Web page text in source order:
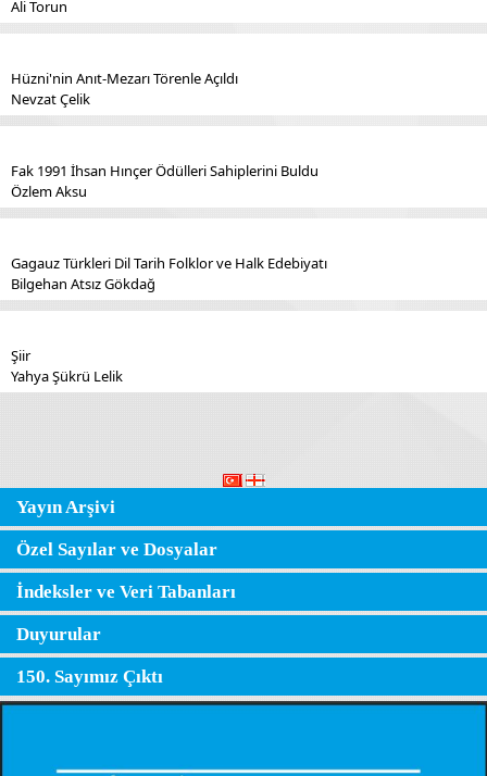
Ali Torun
Hüzni'nin Anıt-Mezarı Törenle Açıldı
Nevzat Çelik
Fak 1991 İhsan Hınçer Ödülleri Sahiplerini Buldu
Özlem Aksu
Gagauz Türkleri Dil Tarih Folklor ve Halk Edebiyatı
Bilgehan Atsız Gökdağ
Şiir
Yahya Şükrü Lelik
Yayın Arşivi
Özel Sayılar ve Dosyalar
İndeksler ve Veri Tabanları
Duyurular
150. Sayımız Çıktı